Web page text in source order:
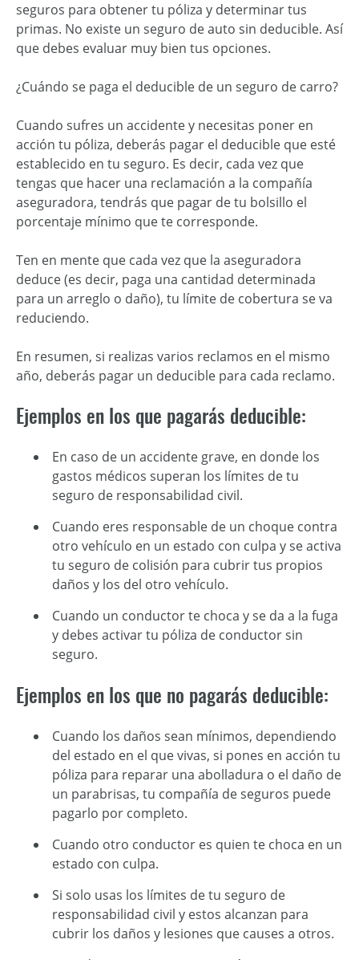
seguros para obtener tu póliza y determinar tus
primas. No existe un seguro de auto sin deducible. Así
que debes evaluar muy bien tus opciones.
¿Cuándo se paga el deducible de un seguro de carro?
Cuando sufres un accidente y necesitas poner en
acción tu póliza, deberás pagar el deducible que esté
establecido en tu seguro. Es decir, cada vez que
tengas que hacer una reclamación a la compañía
aseguradora, tendrás que pagar de tu bolsillo el
porcentaje mínimo que te corresponde.
Ten en mente que cada vez que la aseguradora
deduce (es decir, paga una cantidad determinada
para un arreglo o daño), tu límite de cobertura se va
reduciendo.
En resumen, si realizas varios reclamos en el mismo
año, deberás pagar un deducible para cada reclamo.
Ejemplos en los que pagarás deducible:
En caso de un accidente grave, en donde los
gastos médicos superan los límites de tu
seguro de responsabilidad civil.
Cuando eres responsable de un choque contra
otro vehículo en un estado con culpa y se activa
tu seguro de colisión para cubrir tus propios
daños y los del otro vehículo.
Cuando un conductor te choca y se da a la fuga
y debes activar tu póliza de conductor sin
seguro.
Ejemplos en los que no pagarás deducible:
Cuando los daños sean mínimos, dependiendo
del estado en el que vivas, si pones en acción tu
póliza para reparar una abolladura o el daño de
un parabrisas, tu compañía de seguros puede
pagarlo por completo.
Cuando otro conductor es quien te choca en un
estado con culpa.
Si solo usas los límites de tu seguro de
responsabilidad civil y estos alcanzan para
cubrir los daños y lesiones que causes a otros.